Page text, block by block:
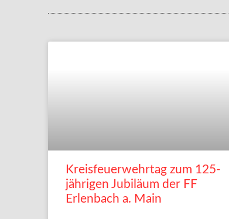
Kreisfeuerwehrtag zum 125-
jährigen Jubiläum der FF
Erlenbach a. Main